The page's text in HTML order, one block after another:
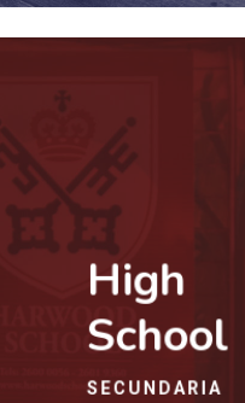
High
School
SECUNDARIA